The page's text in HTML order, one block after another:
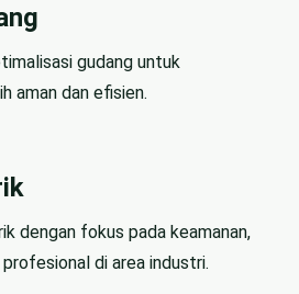
gudang untuk
aman dan efisien.
dengan fokus pada keamanan,
di area industri.